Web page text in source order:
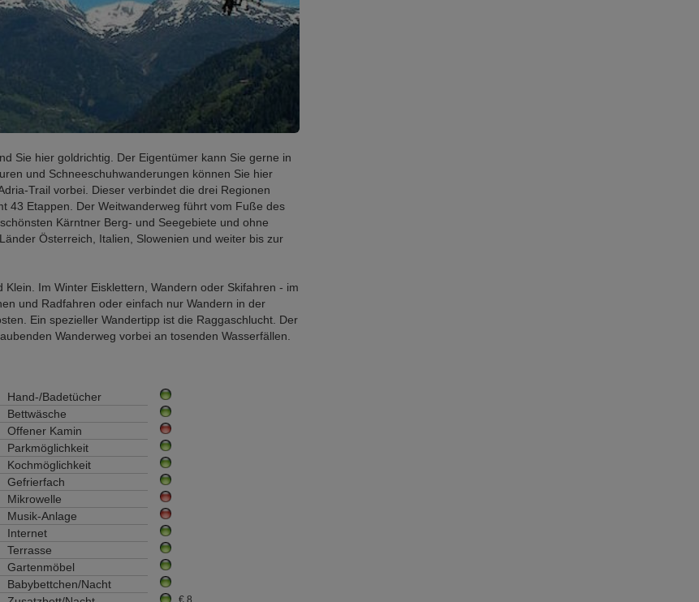
Sie hier goldrichtig. Der Eigentümer kann Sie gerne in
und Schneeschuhwanderungen können Sie hier
Trail vorbei. Dieser verbindet die drei Regionen
43 Etappen. Der Weitwanderweg führt vom Fuße des
Kärntner Berg‐ und Seegebiete und ohne
Österreich, Italien, Slowenien und weiter bis zur
Im Winter Eisklettern, Wandern oder Skifahren - im
und Radfahren oder einfach nur Wandern in der
Ein spezieller Wandertipp ist die Raggaschlucht. Der
Wanderweg vorbei an tosenden Wasserfällen.
Hand-/Badetücher
Bettwäsche
Offener Kamin
Parkmöglichkeit
Kochmöglichkeit
Gefrierfach
Mikrowelle
Musik-Anlage
Internet
Terrasse
Gartenmöbel
Babybettchen/Nacht
€ 8